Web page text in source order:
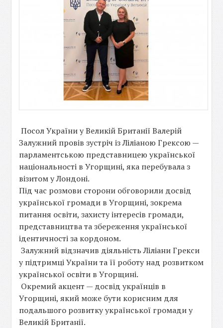
Посол України у Великій Британії Валерій
Залужний провів зустріч із Ліліаною Грексою —
парламентською представницею української
національності в Угорщині, яка перебувала з
візитом у Лондоні.
Під час розмови сторони обговорили досвід
української громади в Угорщині, зокрема
питання освіти, захисту інтересів громади,
представництва та збереження української
ідентичності за кордоном.
Залужний відзначив діяльність Ліліани Грекси
у підтримці України та її роботу над розвитком
української освіти в Угорщині.
Окремий акцент — досвід українців в
Угорщині, який може бути корисним для
подальшого розвитку української громади у
Великій Британії.